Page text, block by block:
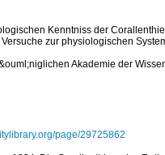
Kenntniss der
zur physiologischen
Akademie der
page/29725862